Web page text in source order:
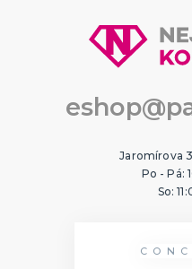
Jaromírova
Po - Pá:
So: